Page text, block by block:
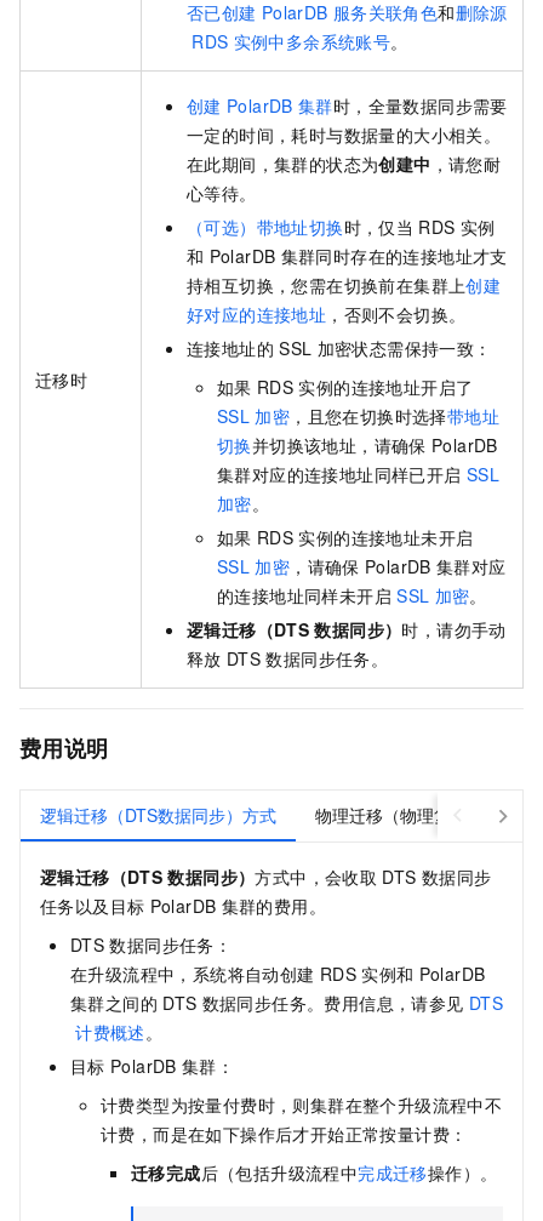
否已创建 PolarDB 服务关联角色和删除源
RDS 实例中多余系统账号。
迁移时
创建 PolarDB 集群时，全量数据同步需要
一定的时间，耗时与数据量的大小相关。
在此期间，集群的状态为创建中 ，请您耐
心等待。
（可选）带地址切换时，仅当 RDS 实例
和 PolarDB 集群同时存在的连接地址才支
持相互切换，您需在切换前在集群上创建
好对应的连接地址 ，否则不会切换。
连接地址的 SSL 加密状态需保持一致：
如果 RDS 实例的连接地址开启了
SSL 加密 ，且您在切换时选择带地址
切换并切换该地址，请确保 PolarDB
集群对应的连接地址同样已开启 SSL
加密。
如果 RDS 实例的连接地址未开启
SSL 加密 ，请确保 PolarDB 集群对应
的连接地址同样未开启 SSL 加密。
逻辑迁移（DTS 数据同步） 时，请勿手动
释放 DTS 数据同步任务。
费用说明
逻辑迁移（DTS数据同步）方式 物理迁移（物理复制）方式
逻辑迁移（DTS 数据同步）方式中，会收取 DTS 数据同步
任务以及目标 PolarDB 集群的费用。
DTS 数据同步任务：
在升级流程中，系统将自动创建 RDS 实例和 PolarDB
集群之间的 DTS 数据同步任务。费用信息，请参见 DTS
计费概述 。
目标 PolarDB 集群：
计费类型为按量付费时，则集群在整个升级流程中不
计费，而是在如下操作后才开始正常按量计费：
迁移完成后（包括升级流程中完成迁移操作）。